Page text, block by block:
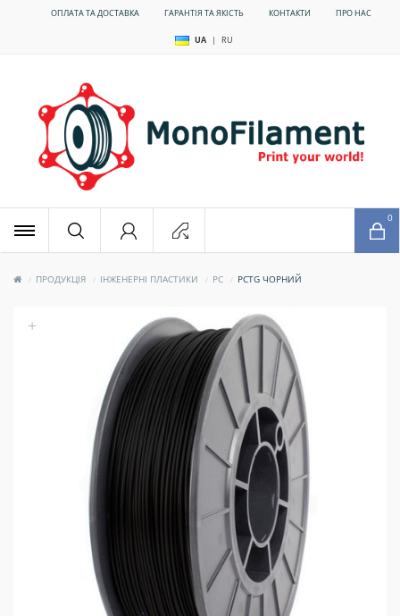
ОПЛАТА ТА ДОСТАВКА ГАРАНТІЯ ТА ЯКІСТЬ КОНТАКТИ ПРО НАС
UA | RU
0
ПРОДУКЦІЯ ІНЖЕНЕРНІ ПЛАСТИКИ PC PCTG ЧОРНИЙ
+